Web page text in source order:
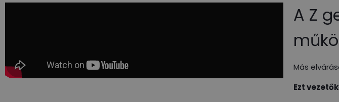
A Z
Más
Ezt